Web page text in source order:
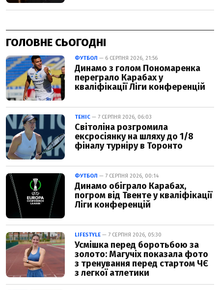
ГОЛОВНЕ СЬОГОДНІ
ФУТБОЛ — 6 СЕРПНЯ 2026, 21:56
Динамо з голом Пономаренка
переграло Карабах у
кваліфікації Ліги конференцій
ТЕНІС — 7 СЕРПНЯ 2026, 06:03
Світоліна розгромила
ексросіянку на шляху до 1/8
фіналу турніру в Торонто
ФУТБОЛ — 7 СЕРПНЯ 2026, 00:14
Динамо обіграло Карабах,
погром від Твенте у кваліфікації
Ліги конференцій
LIFESTYLE — 7 СЕРПНЯ 2026, 05:30
Усмішка перед боротьбою за
золото: Магучіх показала фото
з тренування перед стартом ЧЄ
з легкої атлетики